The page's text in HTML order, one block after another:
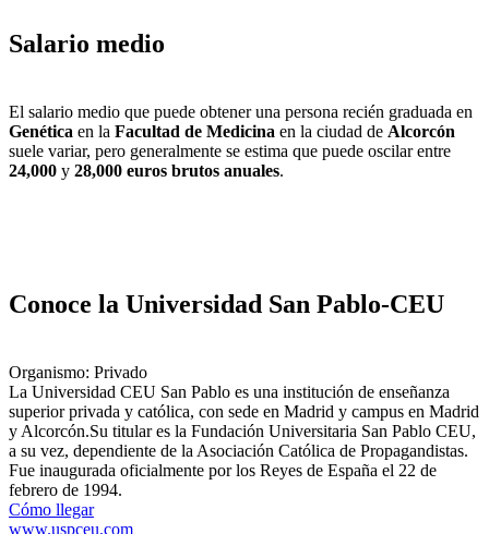
Salario medio
El salario medio que puede obtener una persona recién graduada en
Genética en la Facultad de Medicina en la ciudad de Alcorcón
suele variar, pero generalmente se estima que puede oscilar entre
24,000 y 28,000 euros brutos anuales.
Conoce la Universidad San Pablo-CEU
Organismo: Privado
La Universidad CEU​ San Pablo es una institución de enseñanza
superior privada y católica, con sede en Madrid y campus en Madrid
y Alcorcón.​ Su titular es la Fundación Universitaria San Pablo CEU,
a su vez, dependiente de la Asociación Católica de Propagandistas.
Fue inaugurada oficialmente por los Reyes de España el 22 de
febrero de 1994.
Cómo llegar
www.uspceu.com